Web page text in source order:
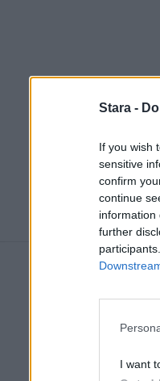
Stara -
If you wish
sensitive
confirm
continue
information
further
I want